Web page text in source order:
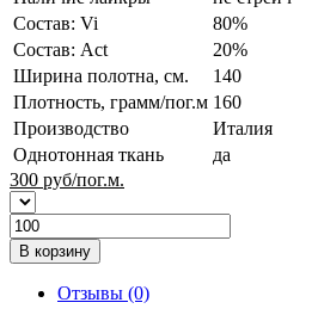
Состав: Vi
80%
Состав: Act
20%
Ширина полотна, см.
140
Плотность, грамм/пог.м 160
Производство
Италия
Однотонная ткань
да
300 руб/пог.м.
В корзину
Отзывы (0)